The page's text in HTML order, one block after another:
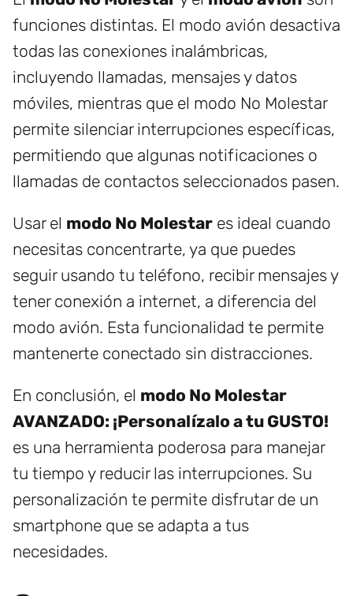
funciones distintas. El modo avión desactiva
todas las conexiones inalámbricas,
incluyendo llamadas, mensajes y datos
móviles, mientras que el modo No Molestar
permite silenciar interrupciones específicas,
permitiendo que algunas notificaciones o
llamadas de contactos seleccionados pasen.
Usar el modo No Molestar es ideal cuando
necesitas concentrarte, ya que puedes
seguir usando tu teléfono, recibir mensajes y
tener conexión a internet, a diferencia del
modo avión. Esta funcionalidad te permite
mantenerte conectado sin distracciones.
En conclusión, el modo No Molestar
AVANZADO: ¡Personalízalo a tu GUSTO!
es una herramienta poderosa para manejar
tu tiempo y reducir las interrupciones. Su
personalización te permite disfrutar de un
smartphone que se adapta a tus
necesidades.